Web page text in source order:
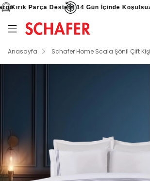
Kırık Parça Desteği 14 Gün İçinde Koşulsuz
Anasayfa Schafer Home Scala Şönil Çift